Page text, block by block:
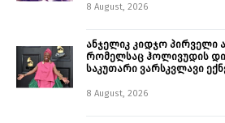
8 August, 2026
ანჯელიკ კიდჯო პირველი
რომელსაც ჰოლივუდის
საკუთარი ვარსკვლავი
8 August, 2026